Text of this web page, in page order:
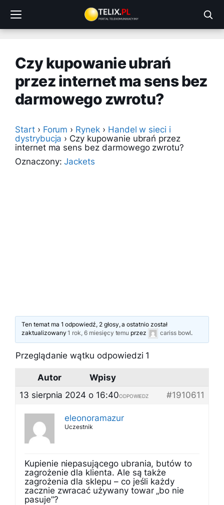
treści
Czy kupowanie ubrań
przez internet ma sens bez
darmowego zwrotu?
Start › Forum › Rynek › Handel w sieci i
dystrybucja › Czy kupowanie ubrań przez
internet ma sens bez darmowego zwrotu?
Oznaczony:Jackets
Ten temat ma 1 odpowiedź, 2 głosy, a ostatnio został
zaktualizowany1 rok, 6 miesięcy temu przez cariss bowl.
Przeglądanie wątku odpowiedzi 1
Autor
Wpisy
13 sierpnia 2024 o 16:40
#1910611
ODPOWIEDZ
eleonoramazur
Uczestnik
Kupienie niepasującego ubrania, butów to
zagrożenie dla klienta. Ale są także
zagrożenia dla sklepu – co jeśli każdy
zacznie zwracać używany towar „bo nie
pasuje”?